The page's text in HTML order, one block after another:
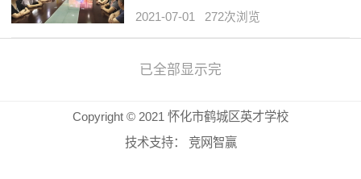
40分，怀化英才学校组织全校师生观
看庆祝中国共产党成立100周年大会
直播，认真学习了中共中央总书记、
国家主席、中央军委主席习近平的重
要讲话。
2021-07-01 272次浏览
已全部显示完
Copyright © 2021 怀化市鹤城区英才学校
技术支持：
竞网智赢